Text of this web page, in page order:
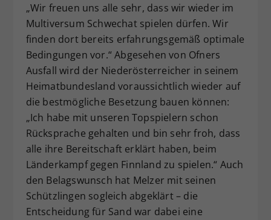
„Wir freuen uns alle sehr, dass wir wieder im
Multiversum Schwechat spielen dürfen. Wir
finden dort bereits erfahrungsgemäß optimale
Bedingungen vor.“ Abgesehen von Ofners
Ausfall wird der Niederösterreicher in seinem
Heimatbundesland voraussichtlich wieder auf
die bestmögliche Besetzung bauen können:
„Ich habe mit unseren Topspielern schon
Rücksprache gehalten und bin sehr froh, dass
alle ihre Bereitschaft erklärt haben, beim
Länderkampf gegen Finnland zu spielen.“ Auch
den Belagswunsch hat Melzer mit seinen
Schützlingen sogleich abgeklärt – die
Entscheidung für Sand war dabei eine